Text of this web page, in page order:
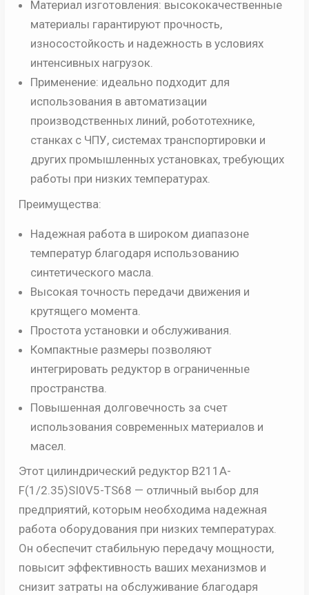
Материал изготовления: высококачественные
материалы гарантируют прочность,
износостойкость и надежность в условиях
интенсивных нагрузок.
Применение: идеально подходит для
использования в автоматизации
производственных линий, робототехнике,
станках с ЧПУ, системах транспортировки и
других промышленных установках, требующих
работы при низких температурах.
Преимущества:
Надежная работа в широком диапазоне
температур благодаря использованию
синтетического масла.
Высокая точность передачи движения и
крутящего момента.
Простота установки и обслуживания.
Компактные размеры позволяют
интегрировать редуктор в ограниченные
пространства.
Повышенная долговечность за счет
использования современных материалов и
масел.
Этот цилиндрический редуктор B211A-
F(1/2.35)SI0V5-TS68 — отличный выбор для
предприятий, которым необходима надежная
работа оборудования при низких температурах.
Он обеспечит стабильную передачу мощности,
повысит эффективность ваших механизмов и
снизит затраты на обслуживание благодаря